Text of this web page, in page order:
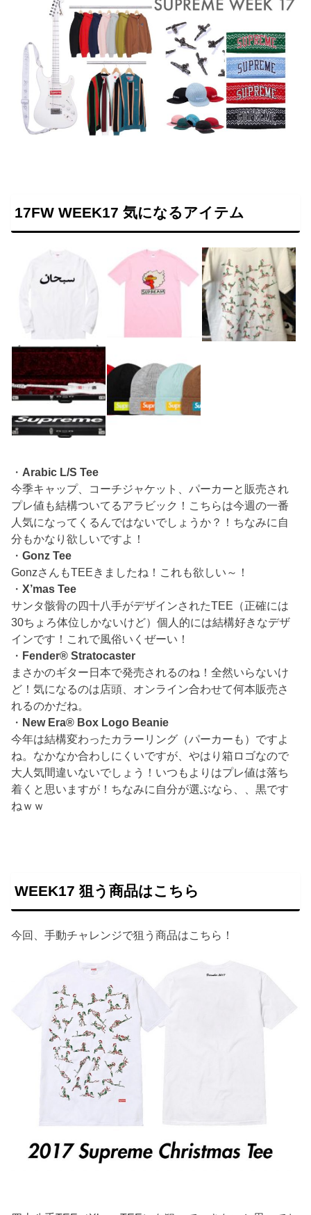
17FW WEEK17 気になるアイテム
・ Arabic L/S Tee
今季キャップ、コーチジャケット、パーカーと販売され
プレ値も結構ついてるアラビック！こちらは今週の一番
人気になってくるんではないでしょうか？！ちなみに自
分もかなり欲しいですよ！
・Gonz Tee
GonzさんもTEEきましたね！これも欲しい～！
・X’mas Tee
サンタ骸骨の四十八手がデザインされたTEE（正確には
30ちょろ体位しかないけど）個人的には結構好きなデザ
インです！これで風俗いくぜーい！
・ Fender® Stratocaster
まさかのギター日本で発売されるのね！全然いらないけ
ど！気になるのは店頭、オンライン合わせて何本販売さ
れるのかだね。
・ New Era® Box Logo Beanie
今年は結構変わったカラーリング（パーカーも）ですよ
ね。なかなか合わしにくいですが、やはり箱ロゴなので
大人気間違いないでしょう！いつもよりはプレ値は落ち
着くと思いますが！ちなみに自分が選ぶなら、、黒です
ねｗｗ
WEEK17 狙う商品はこちら
今回、手動チャレンジで狙う商品はこちら！